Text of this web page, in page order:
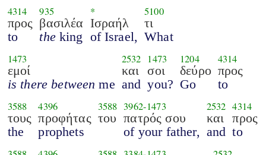
4314
προς
to
935
βασιλέα
theking
*
Ισραήλ
of Israel,
5100
τι
What
1473
εμοί
is there between me
2532
και
and
1473
σοι
you?
1204
δεύρο
Go
4314
προς
to
3588
τους
the
4396
προφήτας
prophets
3588
του
3962-1473
πατρός σου
of your father,
2532
και
and
4314
προς
to